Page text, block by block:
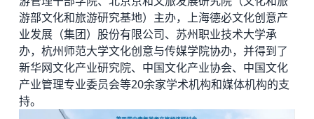
游部文化和旅游研究基地）主办， 上海德必文化创意产
业发展（集团）股份有限公司、苏州职业技术大学承
办，杭州师范大学文化创意与传媒学院协办，并得到了
新华网文化产业研究院、中国文化产业协会、中国文化
产业管理专业委员会等20余家学术机构和媒体机构的支
持。